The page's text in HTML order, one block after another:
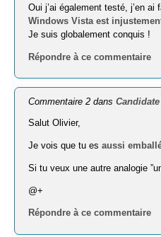
Oui j’ai également testé, j’en
Windows Vista est
Je suis globalement conquis !
Répondre à ce commentaire
Commentaire 2 dans
Salut Olivier,
Je vois que tu esaussi
Si tu veux une autre analogie
@+
Répondre à ce commentaire